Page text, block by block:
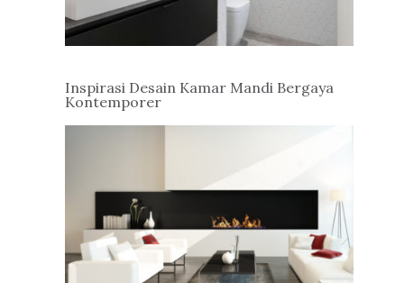
Inspirasi Desain Kamar Mandi Bergaya
Kontemporer